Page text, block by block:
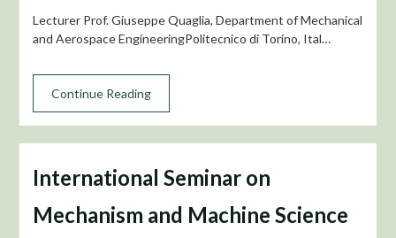
Lecturer Prof. Giuseppe Quaglia, Department of Mechanical
and Aerospace EngineeringPolitecnico di Torino, Ital…
Continue Reading
International Seminar on
Mechanism and Machine Science